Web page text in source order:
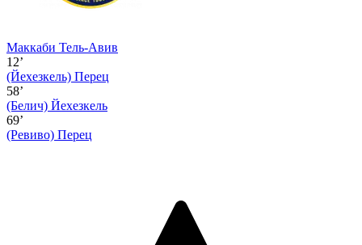
Маккаби Тель-Авив
12’
(Йехезкель) Перец
58’
(Белич) Йехезкель
69’
(Ревиво) Перец